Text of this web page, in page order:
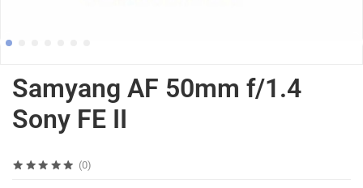
(0)
Samyang AF 50mm f/1.4
Sony FE II